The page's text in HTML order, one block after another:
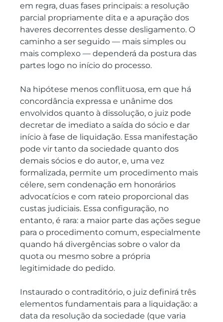
em regra, duas fases principais: a resolução
parcial propriamente dita e a apuração dos
haveres decorrentes desse desligamento. O
caminho a ser seguido — mais simples ou
mais complexo — dependerá da postura das
partes logo no início do processo.
Na hipótese menos conflituosa, em que há
concordância expressa e unânime dos
envolvidos quanto à dissolução, o juiz pode
decretar de imediato a saída do sócio e dar
início à fase de liquidação. Essa manifestação
pode vir tanto da sociedade quanto dos
demais sócios e do autor, e, uma vez
formalizada, permite um procedimento mais
célere, sem condenação em honorários
advocatícios e com rateio proporcional das
custas judiciais. Essa configuração, no
entanto, é rara: a maior parte das ações segue
para o procedimento comum, especialmente
quando há divergências sobre o valor da
quota ou mesmo sobre a própria
legitimidade do pedido.
Instaurado o contraditório, o juiz definirá três
elementos fundamentais para a liquidação: a
data da resolução da sociedade (que varia